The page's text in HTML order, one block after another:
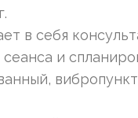
в себя
и